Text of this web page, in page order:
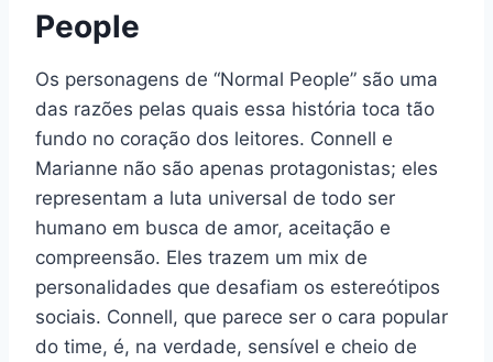
People
Os personagens de “Normal People” são uma
das razões pelas quais essa história toca tão
fundo no coração dos leitores. Connell e
Marianne não são apenas protagonistas; eles
representam a luta universal de todo ser
humano em busca de amor, aceitação e
compreensão. Eles trazem um mix de
personalidades que desafiam os estereótipos
sociais. Connell, que parece ser o cara popular
do time, é, na verdade, sensível e cheio de